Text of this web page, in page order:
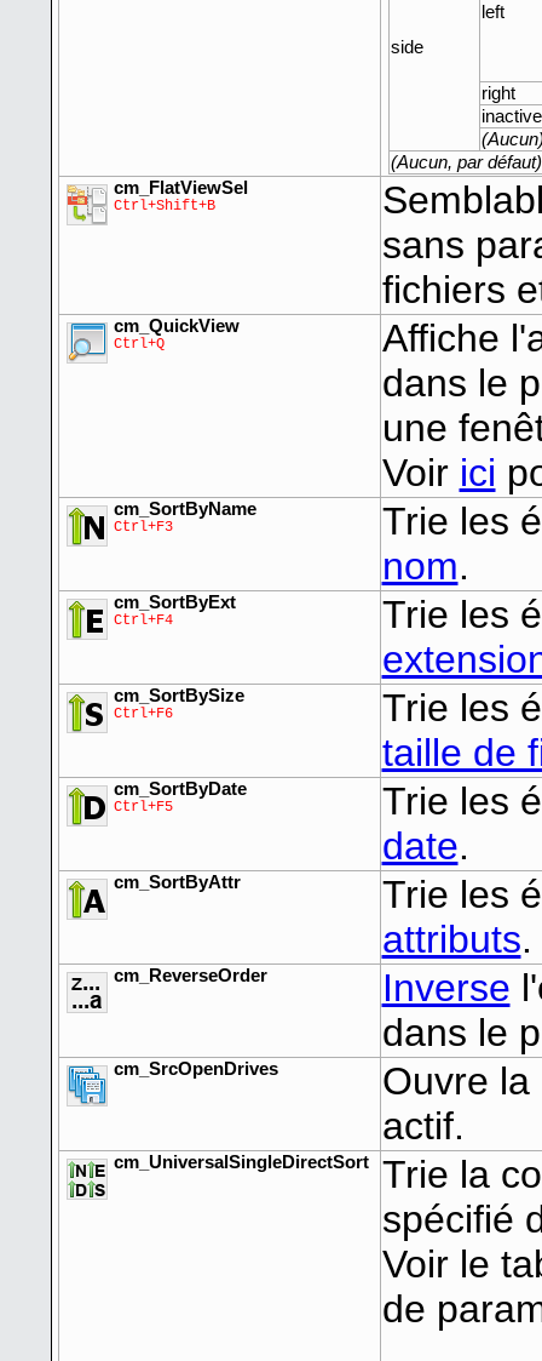
side
left
right
inactive
(Aucun, par défaut)
cm_FlatViewSel
Ctrl+Shift+B
sans
fichiers
cm_QuickView
Ctrl+Q
Affiche
dans le
une
Voir ici
cm_SortByName
Ctrl+F3
Trie les
nom.
cm_SortByExt
Ctrl+F4
Trie les
cm_SortBySize
Ctrl+F6
Trie les
taille de
cm_SortByDate
Ctrl+F5
Trie les
date.
cm_SortByAttr
Trie les
attributs.
cm_ReverseOrder Inverse
dans le
cm_SrcOpenDrives
Ouvre la
actif.
cm_UniversalSingleDirectSort
Trie la
spécifié
Voir le
de